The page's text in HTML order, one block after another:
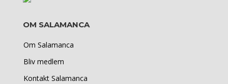
OM SALAMANCA
Om Salamanca
Bliv medlem
Kontakt Salamanca